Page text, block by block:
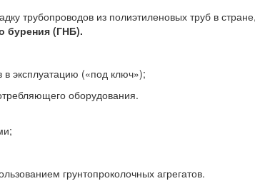
трубопроводов из полиэтиленовых труб в стране,
бурения (ГНБ).
эксплуатацию («под ключ»);
оборудования.
грунтопроколочных агрегатов.